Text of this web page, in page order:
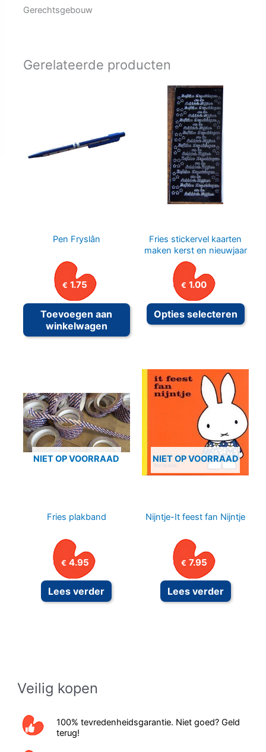
Veilig kopen
100% tevredenheidsgarantie. Niet goed? Geld
terug!
Gerechtsgebouw
Gerelateerde producten
Pen Fryslân
€ 1.75
Toevoegen aan
winkelwagen
Fries stickervel kaarten
maken kerst en nieuwjaar
€ 1.00
Opties selecteren
Dit
kan
NIET OP VOORRAAD
Fries plakband
€ 4.95
Lees verder
NIET OP VOORRAAD
Nijntje-It feest fan Nijntje
€ 7.95
Lees verder